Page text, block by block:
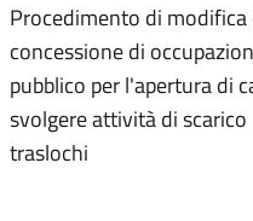
Procedimento di modifica
concessione di
pubblico per l'apertura di
svolgere attività di scarico
traslochi